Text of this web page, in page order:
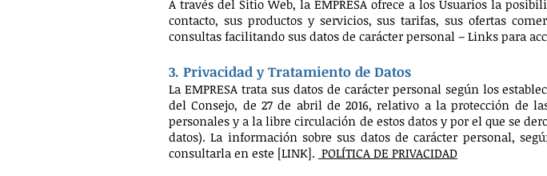
A través del Sitio Web, la EMPRESA ofrece a los Usuarios la
contacto, sus productos y servicios, sus tarifas, sus ofertas
consultas facilitando sus datos de carácter personal – Links para
3. Privacidad y Tratamiento de Datos
La EMPRESA trata sus datos de carácter personal según los
del Consejo, de 27 de abril de 2016, relativo a la protección de
personales y a la libre circulación de estos datos y por el que se
datos). La información sobre sus datos de carácter personal,
consultarla en este [LINK]. POLÍTICA DE PRIVACIDAD